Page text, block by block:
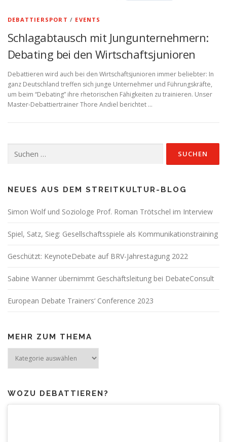
DEBATTIERSPORT / EVENTS
Schlagabtausch mit Jungunternehmern:
Debating bei den Wirtschaftsjunioren
Debattieren wird auch bei den Wirtschaftsjunioren immer beliebter: In
ganz Deutschland treffen sich junge Unternehmer und Führungskräfte,
um beim “Debating” ihre rhetorischen Fähigkeiten zu trainieren. Unser
Master-Debattiertrainer Thore Andiel berichtet …
nach:
NEUES AUS DEM STREITKULTUR-BLOG
Simon Wolf und Soziologe Prof. Roman Trötschel im Interview
Spiel, Satz, Sieg: Gesellschaftsspiele als Kommunikationstraining
Geschützt: KeynoteDebate auf BRV-Jahrestagung 2022
Sabine Wanner übernimmt Geschäftsleitung bei DebateConsult
European Debate Trainers‘ Conference 2023
MEHR ZUM THEMA
zum
WOZU DEBATTIEREN?